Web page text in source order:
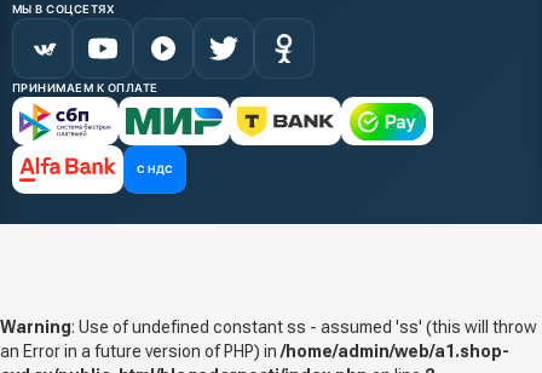
МЫ В СОЦСЕТЯХ
ПРИНИМАЕМ К ОПЛАТЕ
С НДС
Warning: Use of undefined constant ss - assumed 'ss' (this will throw
an Error in a future version of PHP) in/home/admin/web/a1.shop-